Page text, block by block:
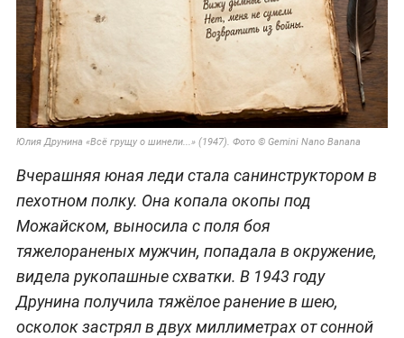
Юлия Друнина «Всё грущу о шинели...» (1947). Фото © Gemini Nano Banana
Вчерашняя юная леди стала санинструктором в
пехотном полку. Она копала окопы под
Можайском, выносила с поля боя
тяжелораненых мужчин, попадала в окружение,
видела рукопашные схватки. В 1943 году
Друнина получила тяжёлое ранение в шею,
осколок застрял в двух миллиметрах от сонной